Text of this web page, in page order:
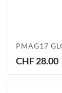
PMAG17
CHF28.00